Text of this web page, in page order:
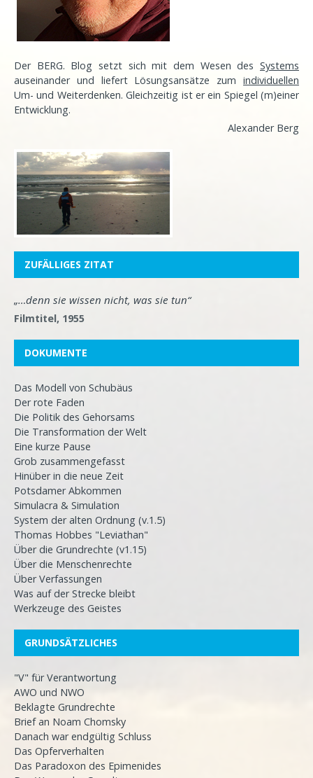
Der BERG. Blog setzt sich mit dem Wesen des Systems
auseinander und liefert Lösungsansätze zum individuellen
Um- und Weiterdenken. Gleichzeitig ist er ein Spiegel (m)einer
Entwicklung.
Alexander Berg
ZUFÄLLIGES ZITAT
„…denn sie wissen nicht, was sie tun“
Filmtitel, 1955
DOKUMENTE
Das Modell von Schubäus
Der rote Faden
Die Politik des Gehorsams
Die Transformation der Welt
Eine kurze Pause
Grob zusammengefasst
Hinüber in die neue Zeit
Potsdamer Abkommen
Simulacra & Simulation
System der alten Ordnung (v.1.5)
Thomas Hobbes "Leviathan"
Über die Grundrechte (v1.15)
Über die Menschenrechte
Über Verfassungen
Was auf der Strecke bleibt
Werkzeuge des Geistes
GRUNDSÄTZLICHES
"V" für Verantwortung
AWO und NWO
Beklagte Grundrechte
Brief an Noam Chomsky
Danach war endgültig Schluss
Das Opferverhalten
Das Paradoxon des Epimenides